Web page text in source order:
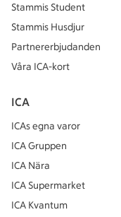
Stammis Student
Stammis Husdjur
Partnererbjudanden
Våra ICA-kort
ICA
ICAs egna varor
ICA Gruppen
ICA Nära
ICA Supermarket
ICA Kvantum